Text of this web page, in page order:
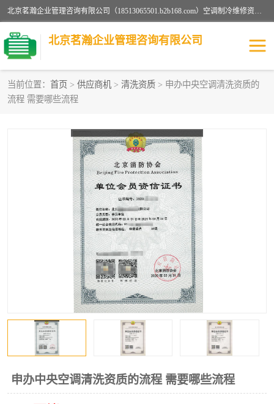
北京茗瀚企业管理咨询有限公司（18513065501.b2b168.com）空调制冷维修资质,油烟管道清洗资质,清洗行业资质公司秉承“顾客至上，锐意进缺的经营理念，我们提供高质量的产品，坚持“客户”的原则为广大客户提供贴心服务。如果你对公司的产品感兴趣，可以联系高经理，我们会用好的产品和服务让您满意。
北京茗瀚企业管理咨询有限公司
当前位置： 首页 > 供应商机 > 清洗资质 > 申办中央空调清洗资质的
流程 需要哪些流程
申办中央空调清洗资质的流程 需要哪些流程
烟道清洗资质
认证服务
防爆电气维修安装资质 空调制冷维修安装资质
矿用设备检修资质